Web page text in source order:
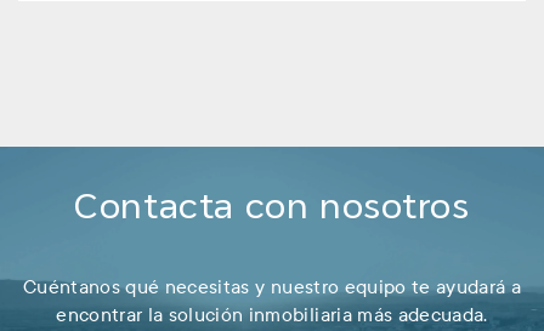
Contacta con nosotros
Cuéntanos qué necesitas y nuestro equipo te ayudará a
encontrar la solución inmobiliaria más adecuada.